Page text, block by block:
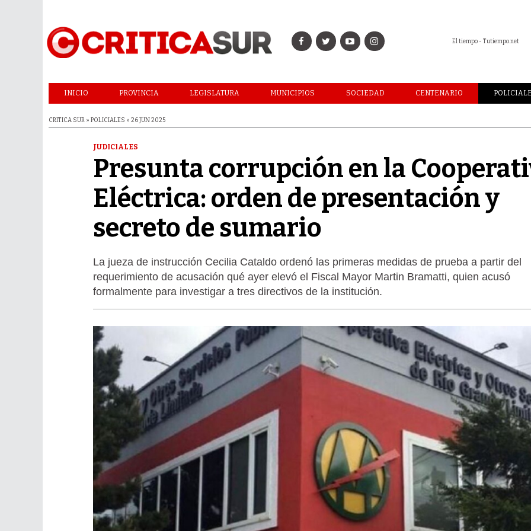
El tiempo - Tutiempo.net
INICIO PROVINCIA LEGISLATURA MUNICIPIOS SOCIEDAD CENTENARIO
CRITICA SUR » POLICIALES » 26 JUN 2025
JUDICIALES
Presunta corrupción en la
Eléctrica: orden de presentación y
secreto de sumario
La jueza de instrucción Cecilia Cataldo ordenó las primeras medidas de prueba a partir del
requerimiento de acusación qué ayer elevó el Fiscal Mayor Martin Bramatti, quien acusó
formalmente para investigar a tres directivos de la institución.
LAGARTIJA MAGALLÁNICA, EL
TIERRA DEL FUEGO